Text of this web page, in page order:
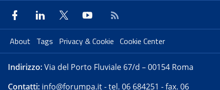
About Tags Privacy & Cookie Cookie Center
Indirizzo:Via del Porto Fluviale 67/d – 00154 Roma
Contatti: info@forumpa.it- tel. 06 684251 - fax. 06